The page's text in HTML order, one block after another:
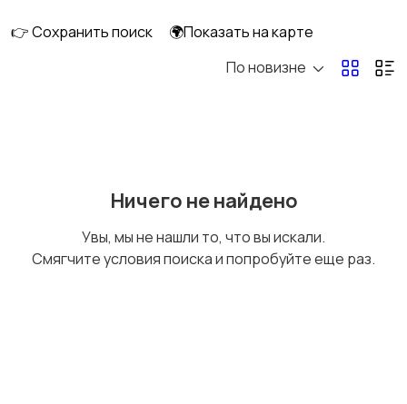
Спецтехника
👉 Сохранить поиск
🌍Показать на карте
По новизне
Ничего не найдено
Увы, мы не нашли то, что вы искали.
Смягчите условия поиска и попробуйте еще раз.